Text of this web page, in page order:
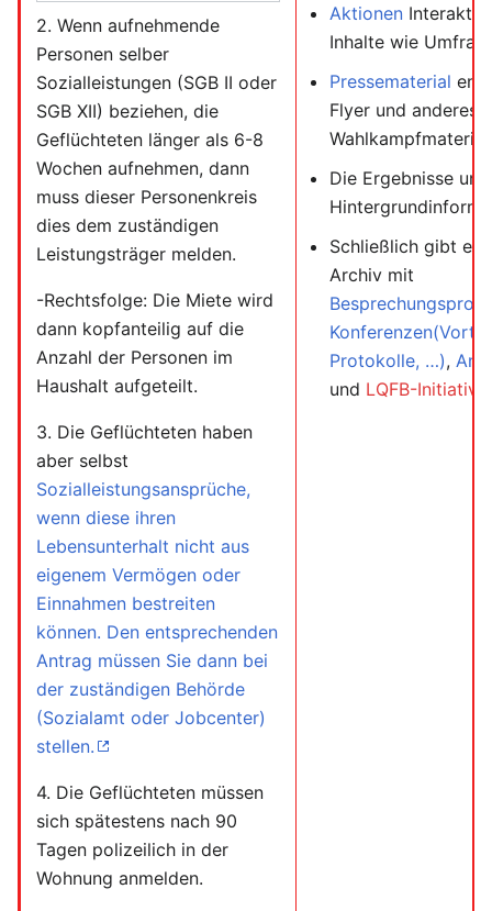
2. Wenn aufnehmende
Personen selber
Sozialleistungen (SGB II oder
SGB XII) beziehen, die
Geflüchteten länger als 6-8
Wochen aufnehmen, dann
muss dieser Personenkreis
dies dem zuständigen
Leistungsträger melden.
-Rechtsfolge: Die Miete wird
dann kopfanteilig auf die
Anzahl der Personen im
Haushalt aufgeteilt.
3. Die Geflüchteten haben
aber selbst
Sozialleistungsansprüche,
wenn diese ihren
Lebensunterhalt nicht aus
eigenem Vermögen oder
Einnahmen bestreiten
können. Den entsprechenden
Antrag müssen Sie dann bei
der zuständigen Behörde
(Sozialamt oder Jobcenter)
stellen.
4. Die Geflüchteten müssen
sich spätestens nach 90
Tagen polizeilich in der
Wohnung anmelden.
Aktionen
Inhalte wie
Pressematerial
Flyer und anderes
Wahlkampfmaterial.
Die Ergebnisse und
Schließlich gibt es
Archiv mit
Protokolle, …),
und LQFB-